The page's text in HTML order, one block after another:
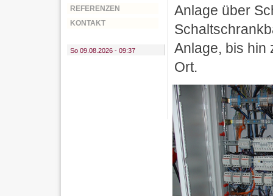
REFERENZEN
KONTAKT
So 09.08.2026 - 09:37
Anlage über
Anlage, bis hin
Ort.